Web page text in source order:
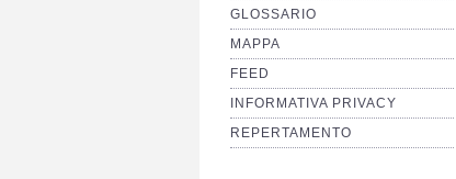
GLOSSARIO
MAPPA
FEED
INFORMATIVA PRIVACY
REPERTAMENTO